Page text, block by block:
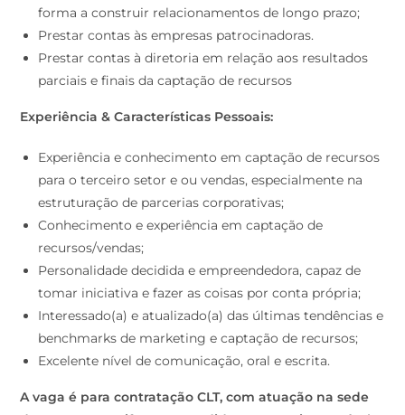
forma a construir relacionamentos de longo prazo;
Prestar contas às empresas patrocinadoras.
Prestar contas à diretoria em relação aos resultados
parciais e finais da captação de recursos
Experiência & Características Pessoais:
Experiência e conhecimento em captação de recursos
para o terceiro setor e ou vendas, especialmente na
estruturação de parcerias corporativas;
Conhecimento e experiência em captação de
recursos/vendas;
Personalidade decidida e empreendedora, capaz de
tomar iniciativa e fazer as coisas por conta própria;
Interessado(a) e atualizado(a) das últimas tendências e
benchmarks de marketing e captação de recursos;
Excelente nível de comunicação, oral e escrita.
A vaga é para contratação CLT, com atuação na sede